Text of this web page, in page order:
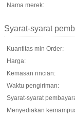
Nama merek:
Syarat-syarat
Kuantitas min Order:
Harga:
Kemasan rincian:
Waktu pengiriman:
Syarat-syarat
Menyediakan